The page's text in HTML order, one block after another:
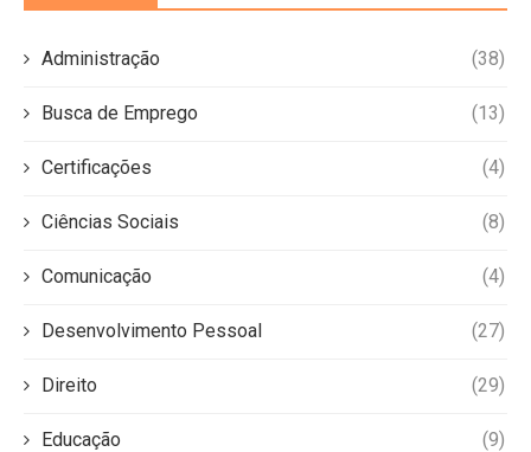
Administração (38)
Busca de Emprego (13)
Certificações (4)
Ciências Sociais (8)
Comunicação (4)
Desenvolvimento Pessoal (27)
Direito (29)
Educação (9)